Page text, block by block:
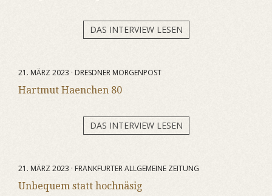
DAS INTERVIEW LESEN
21. MÄRZ 2023 · DRESDNER MORGENPOST
Hartmut Haenchen 80
DAS INTERVIEW LESEN
21. MÄRZ 2023 · FRANKFURTER ALLGEMEINE ZEITUNG
Unbequem statt hochnäsig